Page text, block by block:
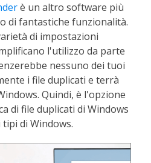
è un altro software più
di fantastiche funzionalità.
di impostazioni
l'utilizzo da parte
nessuno dei tuoi
i file duplicati e terrà
Quindi, è l'opzione
di file duplicati di Windows
di Windows.